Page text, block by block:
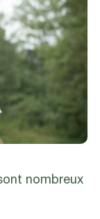
nombreux